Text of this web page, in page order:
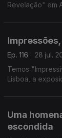
Revelação" em
Ep. 116
28 jul.
Temos
Lisboa, a
Uma
escondida